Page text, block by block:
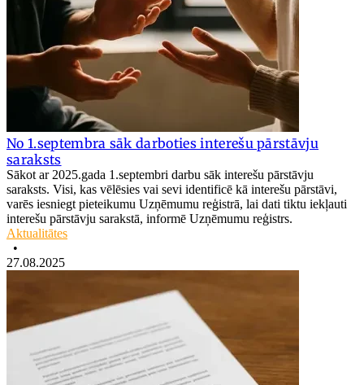
No 1.septembra sāk darboties interešu pārstāvju
saraksts
Sākot ar 2025.gada 1.septembri darbu sāk interešu pārstāvju
saraksts. Visi, kas vēlēsies vai sevi identificē kā interešu pārstāvi,
varēs iesniegt pieteikumu Uzņēmumu reģistrā, lai dati tiktu iekļauti
interešu pārstāvju sarakstā, informē Uzņēmumu reģistrs.
Aktualitātes
•
27.08.2025